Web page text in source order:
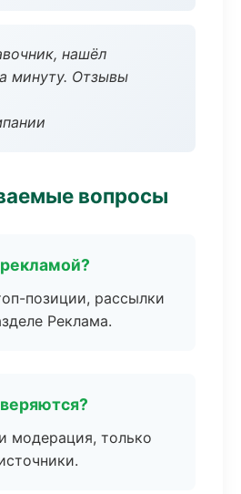
нашёл
минуту. Отзывы
вопросы
позиции, рассылки
Реклама.
модерация, только